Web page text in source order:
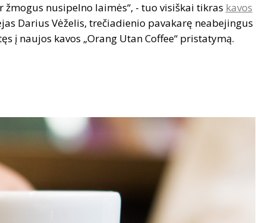
žmogus nusipelno laimės“, - tuo visiškai tikras kavos
Darius Vėželis, trečiadienio pavakarę neabejingus
į naujos kavos „Orang Utan Coffee“ pristatymą.